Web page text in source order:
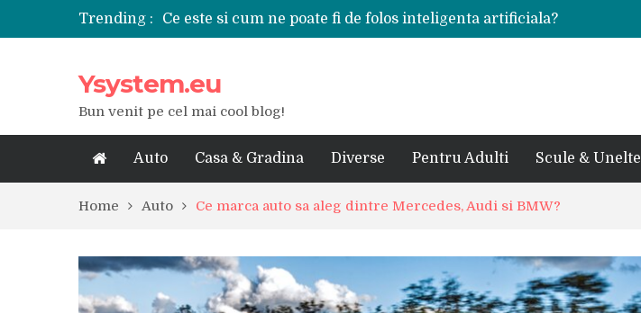
Trending :
Ce este si cum ne poate fi de folos inteligenta artificiala?
Tipuri de polizoare de care este nevoie intr-un atelier
De ce poate fi riscant consumul de bauturi alcoolice?
Ce marca auto sa aleg dintre Mercedes, Audi si BMW?
Merita sa aleg un gard din fier forjat pentru curtea casei?
Cele mai bune smartphone-uri lansate in anul 2024
Modul in care a evoluat tehnologia in ultimul secol
iPhone 16Pro Max sau Samsung Galaxy S24 Ultra?
Ysystem.eu
Bun venit pe cel mai cool blog!
Auto Casa & Gradina Diverse Pentru Adulti Scule & Unelte
Home Auto Ce marca auto sa aleg dintre Mercedes, Audi si BMW?